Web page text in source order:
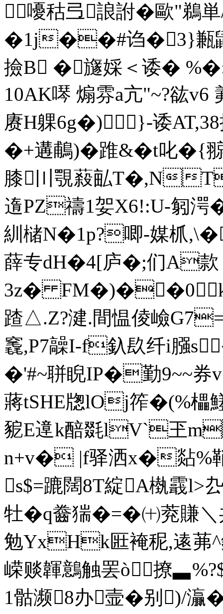
嚘秙弖誏詂� 歐"鵜
�1j��#诌�3}甉
撿B �旞婇＜诿�
10AK噖 煽雰a亢"~?谹
赓H躶6g�)}-诿
�+遘鵏)�踓&� t叱�{
膝〣覨蔱畆T�,N
遀PZ禱1妿X6!:U-匑
紃 槠N�1p?唧-媒枛
薛专dH�4[庐�;们A
3z� FM�)��0k
蹅△.Z?湕.間愠倰嶮G7=
竁,P7髞I-f釞镹纤i膙
�'#~聠睨IP�勤9~~
蔣tSHE牎lOj筰�(%櫑
豟E遧k醅毲lV`玊m
n+v� |f驿洒x�煔%
s$=蹗闊8T綻A槸霵l>
牡�q齤猯�=�㈩萒賺
勉YxHk匨裺秜,逺茀^
嵘赕韗鷾触罢ò撩
1骷濒8办壸�别)/灜